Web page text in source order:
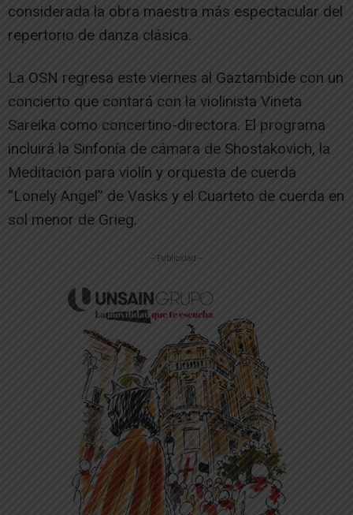
considerada la obra maestra más espectacular del
repertorio de danza clásica.
La OSN regresa este viernes al Gaztambide con un
concierto que contará con la violinista Vineta
Sareika como concertino-directora. El programa
incluirá la Sinfonía de cámara de Shostakovich, la
Meditación para violín y orquesta de cuerda
“Lonely Angel” de Vasks y el Cuarteto de cuerda en
sol menor de Grieg.
-- Publicidad --